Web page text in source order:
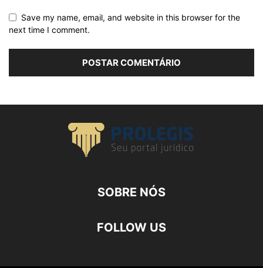
Save my name, email, and website in this browser for the
next time I comment.
SOBRE NÓS
FOLLOW US